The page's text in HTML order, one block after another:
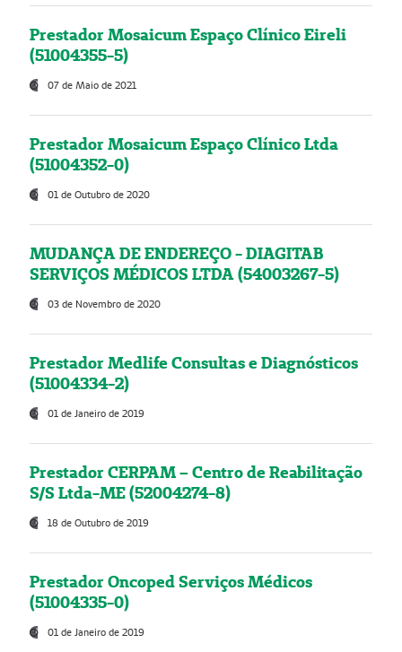
Prestador Mosaicum Espaço Clínico Eireli
(51004355-5)
07 de Maio de 2021
Prestador Mosaicum Espaço Clínico Ltda
(51004352-0)
01 de Outubro de 2020
MUDANÇA DE ENDEREÇO - DIAGITAB
SERVIÇOS MÉDICOS LTDA (54003267-5)
03 de Novembro de 2020
Prestador Medlife Consultas e Diagnósticos
(51004334-2)
01 de Janeiro de 2019
Prestador CERPAM – Centro de Reabilitação
S/S Ltda-ME (52004274-8)
18 de Outubro de 2019
Prestador Oncoped Serviços Médicos
(51004335-0)
01 de Janeiro de 2019